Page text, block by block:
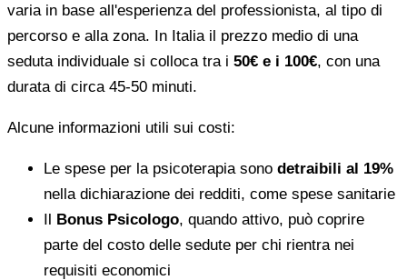
varia in base all'esperienza del professionista, al tipo di
percorso e alla zona. In Italia il prezzo medio di una
seduta individuale si colloca tra i 50€ e i 100€, con una
durata di circa 45-50 minuti.
Alcune informazioni utili sui costi:
Le spese per la psicoterapia sono detraibili al 19%
nella dichiarazione dei redditi, come spese sanitarie
Il Bonus Psicologo, quando attivo, può coprire
parte del costo delle sedute per chi rientra nei
requisiti economici